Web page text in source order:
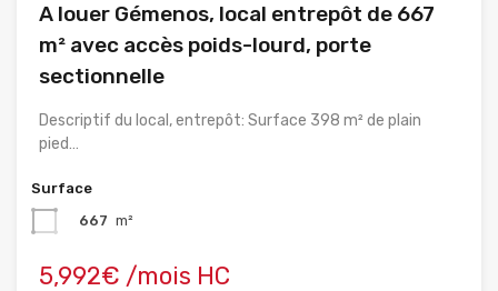
A louer Gémenos, local entrepôt de 667
m² avec accès poids-lourd, porte
sectionnelle
Descriptif du local, entrepôt: Surface 398 m² de plain
pied…
Surface
667 m²
5,992€ /mois HC